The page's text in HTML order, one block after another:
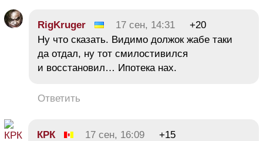
RigKruger 17 сен, 14:31
+20
Ну что сказать. Видимо должок жабе таки
да отдал, ну тот смилостивился
и восстановил… Ипотека нах.
Ответить
КРК 17 сен, 16:09
+15